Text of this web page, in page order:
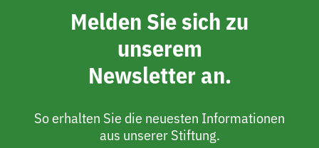
Melden Sie sich zu
unserem
Newsletter an.
So erhalten Sie die neuesten Informationen
aus unserer Stiftung.